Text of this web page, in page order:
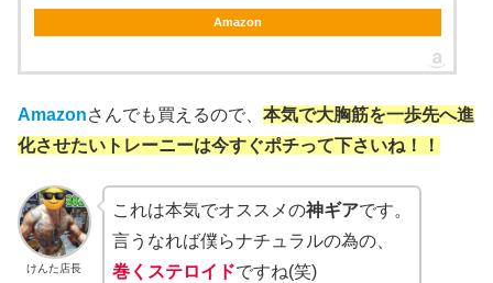
Amazon
Amazonさんでも買えるので、 本気で大胸筋を一歩先へ進
化させたいトレーニーは今すぐポチって下さいね！！
けんた店長
これは本気でオススメの神ギアです。
言うなれば僕らナチュラルの為の、
巻くステロイドですね(笑)